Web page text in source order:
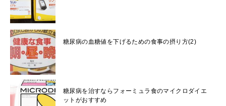
糖尿病の血糖値を下げるための食事の摂り方(2)
糖尿病を治すならフォーミュラ食のマイクロダイエ
ットがおすすめ